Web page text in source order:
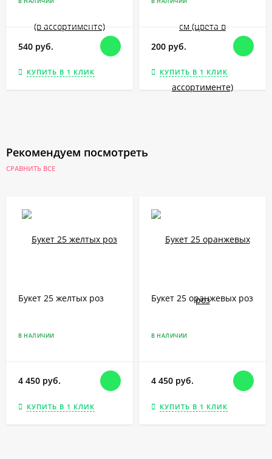
540 руб.
КУПИТЬ В 1 КЛИК
200 руб.
КУПИТЬ В 1 КЛИК
Рекомендуем посмотреть
СРАВНИТЬ ВСЕ
Букет 25 желтых роз
В НАЛИЧИИ
4 450 руб.
КУПИТЬ В 1 КЛИК
Букет 25 оранжевых роз
В НАЛИЧИИ
4 450 руб.
КУПИТЬ В 1 КЛИК